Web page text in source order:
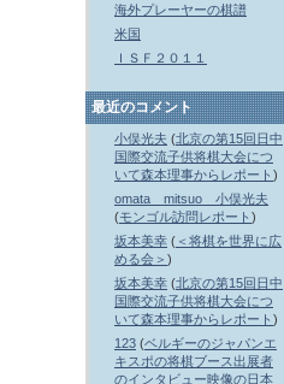
海外プレーヤーの棋譜
米国
ＩＳＦ２０１１
最近のコメント
小俣光夫 (北京の第15回日中
国際交流子供将棋大会につ
いて森本理事からレポート )
omata mitsuo 小俣光夫
(モンゴル訪問レポート )
坂本美幸 ( ＜将棋を世界に広
める会＞ )
坂本美幸 (北京の第15回日中
国際交流子供将棋大会につ
いて森本理事からレポート )
123 (ベルギーのジャパンエ
キスポの将棋ブース出展者
のインタビュー映像の日本